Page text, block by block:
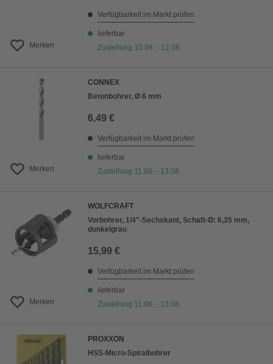
Merken
Verfügbarkeit im Markt prüfen
lieferbar
Zustellung 10.08. - 12.08.
Merken
CONNEX
Betonbohrer, Ø 6 mm
6,49 €
Verfügbarkeit im Markt prüfen
lieferbar
Zustellung 11.08. - 13.08.
Merken
WOLFCRAFT
Vorbohrer, 1/4"-Sechskant, Schaft-Ø: 6,35 mm,
dunkelgrau
15,99 €
Verfügbarkeit im Markt prüfen
lieferbar
Zustellung 11.08. - 13.08.
PROXXON
HSS-Micro-Spiralbohrer